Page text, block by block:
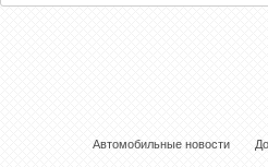
Автомобильные новости